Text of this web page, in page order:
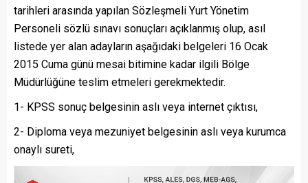
tarihleri arasında yapılan Sözleşmeli Yurt Yönetim
Personeli sözlü sınavı sonuçları açıklanmış olup, asıl
listede yer alan adayların aşağıdaki belgeleri 16 Ocak
2015 Cuma günü mesai bitimine kadar ilgili Bölge
Müdürlüğüne teslim etmeleri gerekmektedir.
1- KPSS sonuç belgesinin aslı veya internet çıktısı,
2- Diploma veya mezuniyet belgesinin aslı veya kurumca
onaylı sureti,